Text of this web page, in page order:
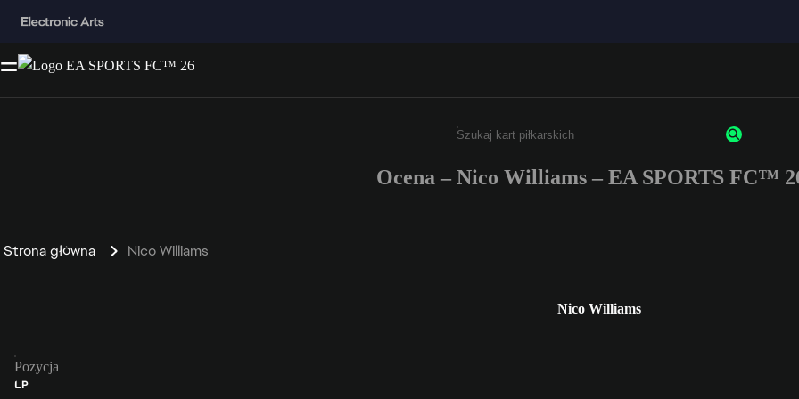
Wpisz co najmniej 3 znaki lub cyfry.
Ocena – Nico Williams – EA SPORTS FC™
Strona główna Nico Williams
Nico Williams
Pozycja
LP